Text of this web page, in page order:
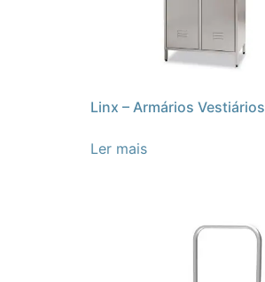
Linx – Armários Vestiários
Ler mais